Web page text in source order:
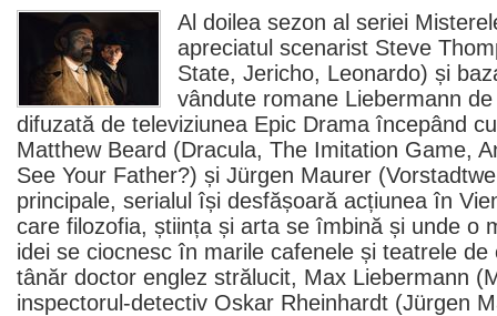
Al doilea sezon al seriei
apreciatul scenarist Steve
State, Jericho, Leonardo) și
vândute romane Liebermann
difuzată de televiziunea Epic Drama începând
Matthew Beard (Dracula, The Imitation Game,
See Your Father?) și Jürgen Maurer (
principale, serialul își desfășoară acțiunea în
care filozofia, știința și arta se îmbină și unde o
idei se ciocnesc în marile cafenele și teatrele de
tânăr doctor englez strălucit, Max Liebermann
inspectorul-detectiv Oskar Rheinhardt (Jürgen